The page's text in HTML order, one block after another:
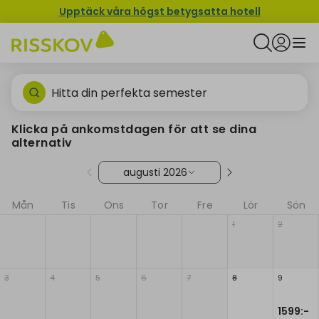
Upptäck våra högst betygsatta hotell
Hitta din perfekta semester
Klicka på ankomstdagen för att se dina
alternativ
augusti 2026
Mån Tis Ons Tor Fre Lör Sön
1 2
3 4 5 6 7 8 9
1599:-